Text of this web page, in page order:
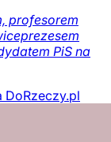
profesorem
PiS na
DoRzeczy.pl